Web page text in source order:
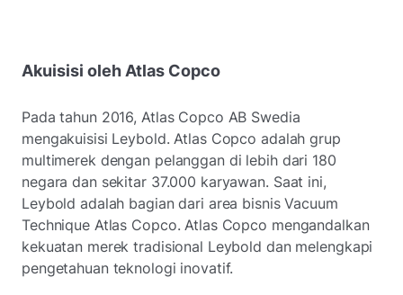
Akuisisi oleh Atlas Copco
Pada tahun 2016, Atlas Copco AB Swedia
mengakuisisi Leybold. Atlas Copco adalah grup
multimerek dengan pelanggan di lebih dari 180
negara dan sekitar 37.000 karyawan. Saat ini,
Leybold adalah bagian dari area bisnis Vacuum
Technique Atlas Copco. Atlas Copco mengandalkan
kekuatan merek tradisional Leybold dan melengkapi
pengetahuan teknologi inovatif.